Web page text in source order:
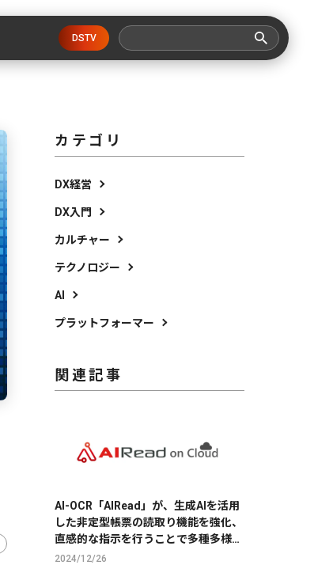
DSTV
カテゴリ
DX経営
DX入門
カルチャー
テクノロジー
AI
プラットフォーマー
関連記事
AI-OCR「AIRead」が、生成AIを活用
した非定型帳票の読取り機能を強化、
直感的な指示を行うことで多種多様な
帳票の読取りを実現
2024/12/26